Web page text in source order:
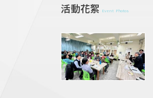
活動花絮 Event Photos